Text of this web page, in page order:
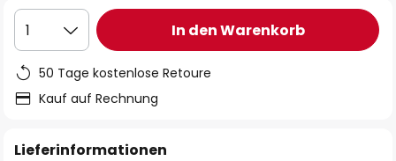
1 In den Warenkorb
50 Tage kostenlose Retoure
Kauf auf Rechnung
Lieferinformationen